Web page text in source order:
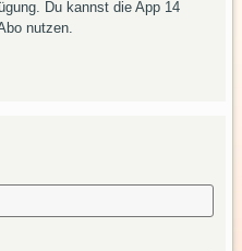
Du kannst die App 14
nutzen.